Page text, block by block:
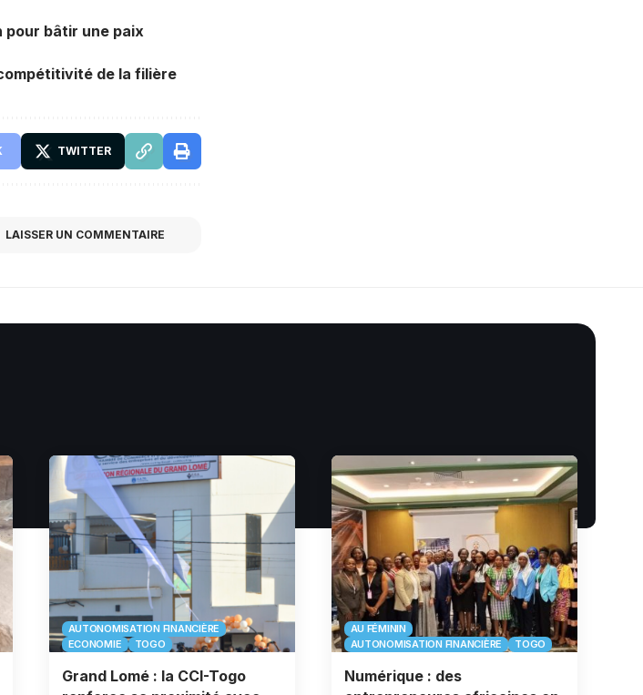
pour bâtir une paix
de la filière
TWITTER
LAISSER UN COMMENTAIRE
AUTONOMISATION FINANCIÈRE
ECONOMIE
TOGO
Grand Lomé : la CCI-Togo
AU FÉMININ
AUTONOMISATION FINANCIÈRE
TOGO
Numérique : des